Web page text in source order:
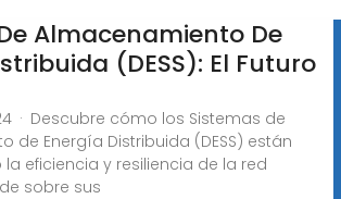
Almacenamiento De
(DESS): El Futuro
· Descubre cómo los Sistemas de
de Energía Distribuida (DESS) están
eficiencia y resiliencia de la red
sobre sus